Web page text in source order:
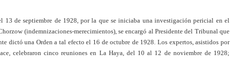
13 de septiembre de 1928, por la que se iniciaba una investigación pericial en el
(indemnizaciones-merecimientos), se encargó al Presidente del Tribunal que
dictó una Orden a tal efecto el 16 de octubre de 1928. Los expertos, asistidos por
celebraron cinco reuniones en La Haya, del 10 al 12 de noviembre de 1928;